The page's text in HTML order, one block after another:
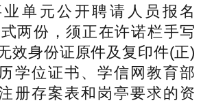
单元公开聘请人员报名
两份，须正在许诺栏手写
效身份证原件及复印件(正)
学位证书、学信网教育部
册存案表和岗亭要求的资